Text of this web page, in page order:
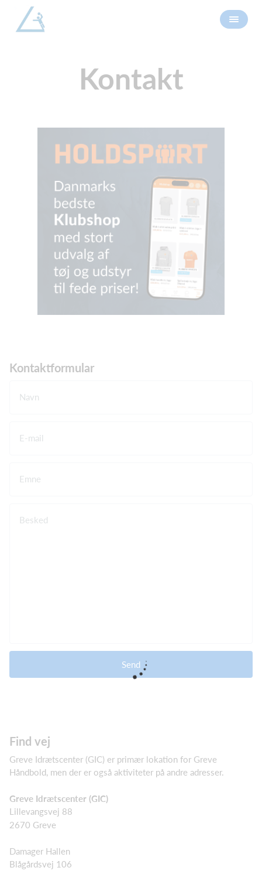
Kontakt
Kontaktformular
Navn
E-mail
Emne
Besked
Send
Find vej
Greve Idrætscenter (GIC) er primær lokation for Greve
Håndbold, men der er også aktiviteter på andre adresser.
Greve Idrætscenter (GIC)
Lillevangsvej 88
2670 Greve
Damager Hallen
Blågårdsvej 106